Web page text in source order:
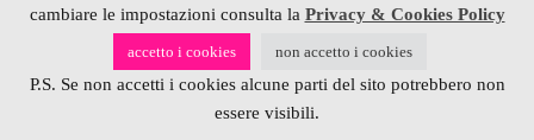
pattern
plastica regali
regali unici fatti a mano
riciclare riciclo schema
schemi
scuola di uncinetto
sponsor tutorial
uncinetto
cambiare le impostazioni consulta la Privacy & Cookies Policy
accetto i cookies non accetto i cookies
P.S. Se non accetti i cookies alcune parti del sito potrebbero non
essere visibili.